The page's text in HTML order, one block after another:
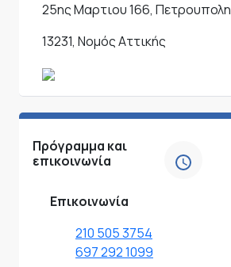
25ης Μαρτιου 166, Πετρουπολη
13231, Νομός Αττικής
Πρόγραμμα και
επικοινωνία
Επικοινωνία
210 505 3754
697 292 1099